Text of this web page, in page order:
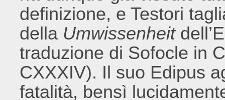
definizione, e Testori
della Umwissenheit
traduzione di Sofocle in
CXXXIV). Il suo Edipus
fatalità, bensì